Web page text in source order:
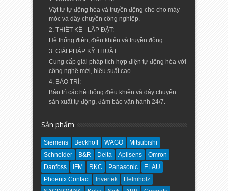
Vật tư tự động hóa và truyền động cho cho máy
móc và dây chuyền công nghiệp.
2. THIẾT KẾ - LẮP ĐẶT:
Hệ thống điện, điều khiển và truyền động.
3. GIẢI PHÁP KỸ THUẬT:
Cung cấp giải pháp tích hợp điện tự động hóa với
công nghệ mới, hiệu suất cao.
4. BẢO TRÌ:
Bảo trì các hệ thống điều khiển và dây chuyển
sản xuất tự động, đảm bảo vận hành 24/7.
Sản phẩm
Siemens Beckhoff WAGO
Mitsubishi
Schneider
B&R Delta Aplisens
Omron
Danfoss
IFM RKC Panasonic
ELAU
Phoenix Contact
Invertek
Helmholz